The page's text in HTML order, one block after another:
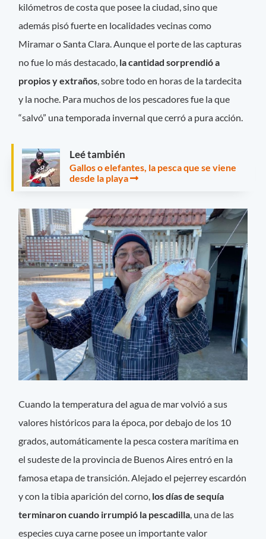
kilómetros de costa que posee la ciudad, sino que
además pisó fuerte en localidades vecinas como
Miramar o Santa Clara. Aunque el porte de las capturas
no fue lo más destacado, la cantidad sorprendió a
propios y extraños , sobre todo en horas de la tardecita
y la noche. Para muchos de los pescadores fue la que
“salvó” una temporada invernal que cerró a pura acción.
Leé también
Gallos o elefantes, la pesca que se viene
desde la playa
Cuando la temperatura del agua de mar volvió a sus
valores históricos para la época, por debajo de los 10
grados, automáticamente la pesca costera marítima en
el sudeste de la provincia de Buenos Aires entró en la
famosa etapa de transición. Alejado el pejerrey escardón
y con la tibia aparición del corno, los días de sequía
terminaron cuando irrumpió la pescadilla, una de las
especies cuya carne posee un importante valor